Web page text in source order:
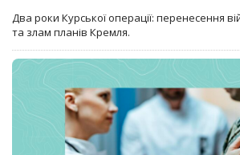
Два роки Курської операції: перенесення
та злам планів Кремля.